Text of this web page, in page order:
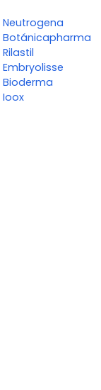
Neutrogena
Botánicapharma
Rilastil
Embryolisse
Bioderma
Ioox